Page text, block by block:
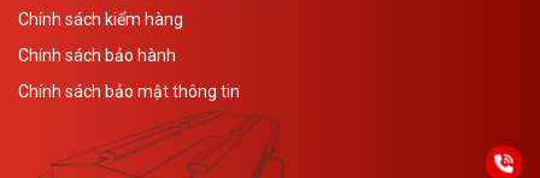
Chính sách kiểm hàng
Chính sách bảo hành
Chính sách bảo mật thông tin